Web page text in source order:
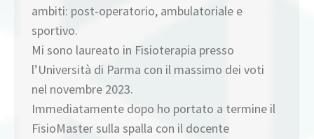
ambiti: post-operatorio, ambulatoriale e
sportivo.
Mi sono laureato in Fisioterapia presso
l’Università di Parma con il massimo dei voti
nel novembre 2023.
Immediatamente dopo ho portato a termine il
FisioMaster sulla spalla con il docente